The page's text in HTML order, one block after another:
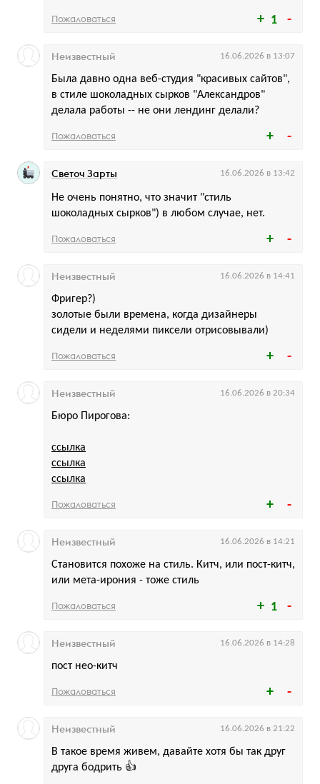
1
Пожаловаться
Была давно одна веб-студия "красивых сайтов",
в стиле шоколадных сырков "Александров"
делала работы -- не они лендинг делали?
Неизвестный 16.06.2026 в 13:07
Пожаловаться
Не очень понятно, что значит "стиль
шоколадных сырков") в любом случае, нет.
Светоч Зарты 16.06.2026 в 13:42
Пожаловаться
Фригер?)
золотые были времена, когда дизайнеры
сидели и неделями пиксели отрисовывали)
Неизвестный 16.06.2026 в 14:41
Пожаловаться
Бюро Пирогова:
ссылка
ссылка
ссылка
Неизвестный 16.06.2026 в 20:34
Пожаловаться
1
Становится похоже на стиль. Китч, или пост-китч,
или мета-ирония - тоже стиль
Неизвестный 16.06.2026 в 14:21
Пожаловаться
пост нео-китч
Неизвестный 16.06.2026 в 14:28
Пожаловаться
В такое время живем, давайте хотя бы так друг
друга бодрить 👍
Неизвестный 16.06.2026 в 21:22